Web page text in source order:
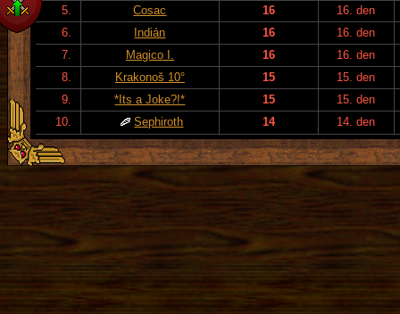
5.
Cosac 16
16. den
6.
Indián 16
16. den
7.
Magico I. 16
16. den
8.
Krakonoš 10° 15
15. den
9.
*Its a Joke?!* 15
15. den
10.
Sephiroth 14 14. den